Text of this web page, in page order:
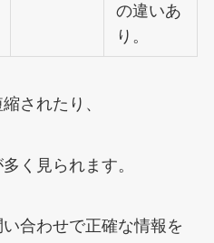
の違いあ
り。
されたり、
く見られます。
合わせで正確な情報を